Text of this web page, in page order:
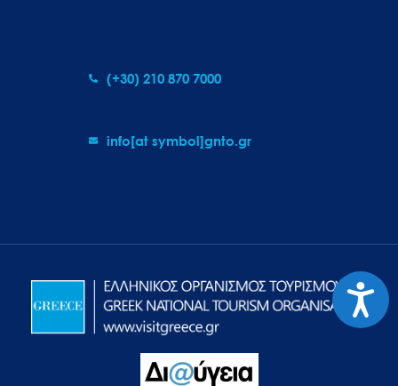
(+30) 210 870 7000
info[at symbol]gnto.gr